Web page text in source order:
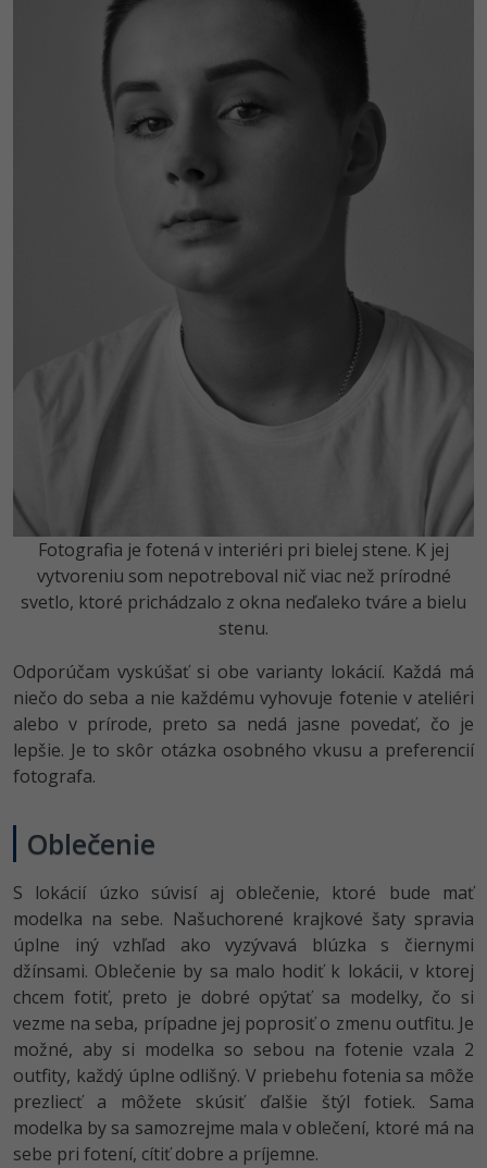
Fotografia je fotená v interiéri pri bielej stene. K jej
vytvoreniu som nepotreboval nič viac než prírodné
svetlo, ktoré prichádzalo z okna neďaleko tváre a bielu
stenu.
Odporúčam vyskúšať si obe varianty lokácií. Každá má
niečo do seba a nie každému vyhovuje fotenie v ateliéri
alebo v prírode, preto sa nedá jasne povedať, čo je
lepšie. Je to skôr otázka osobného vkusu a preferencií
fotografa.
Oblečenie
S lokácií úzko súvisí aj oblečenie, ktoré bude mať
modelka na sebe. Našuchorené krajkové šaty spravia
úplne iný vzhľad ako vyzývavá blúzka s čiernymi
džínsami. Oblečenie by sa malo hodiť k lokácii, v ktorej
chcem fotiť, preto je dobré opýtať sa modelky, čo si
vezme na seba, prípadne jej poprosiť o zmenu outfitu. Je
možné, aby si modelka so sebou na fotenie vzala 2
outfity, každý úplne odlišný. V priebehu fotenia sa môže
prezliecť a môžete skúsiť ďalšie štýl fotiek. Sama
modelka by sa samozrejme mala v oblečení, ktoré má na
sebe pri fotení, cítiť dobre a príjemne.